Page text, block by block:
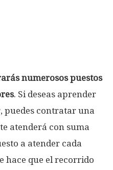
numerosos puestos
. Si deseas aprender
puedes contratar una
atenderá con suma
a atender cada
hace que el recorrido